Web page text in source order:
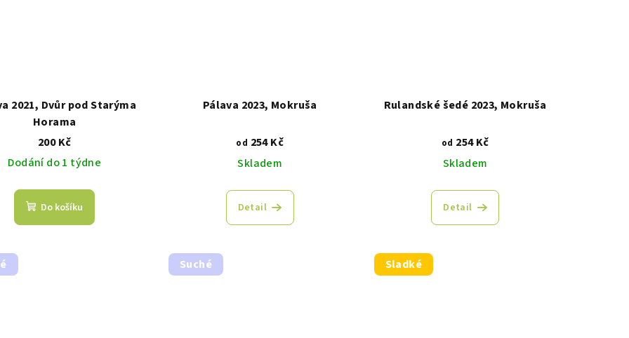
2021, Dvůr pod Starýma
Horama
200 Kč
Dodání do 1 týdne
Do košíku
Pálava 2023, Mokruša
od 254 Kč
Skladem
Detail
Rulandské šedé 2023, Mokruša
od 254 Kč
Skladem
Detail
Suché Sladké